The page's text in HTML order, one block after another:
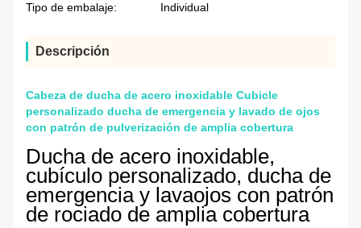
Tipo de embalaje:
Individual
Descripción
Cabeza de ducha de acero inoxidable Cubicle
personalizado ducha de emergencia y lavado de ojos
con patrón de pulverización de amplia cobertura
Ducha de acero inoxidable,
cubículo personalizado, ducha de
emergencia y lavaojos con patrón
de rociado de amplia cobertura